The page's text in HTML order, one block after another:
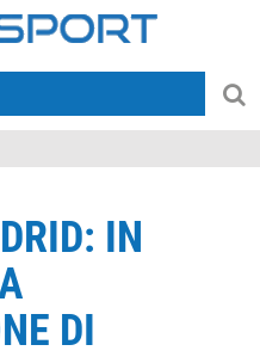
IN
DI